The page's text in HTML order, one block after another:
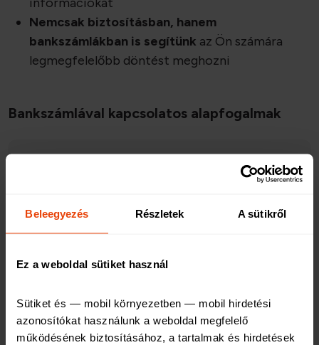
Beleegyezés Részletek A sütikről
Ez a weboldal sütiket használ
Sütiket és — mobil környezetben — mobil hirdetési
azonosítókat használunk a weboldal megfelelő
működésének biztosításához, a tartalmak és hirdetések
információkat
Nemcsak biztosításban, hanem
bankszámlákban is segítünk az Ön számára
legmegfelelőbb döntést meghozni
Bankszámlával kapcsolatos alapfogalmak
Milyen bankszámlatípusok vannak?
Van különbség a folyószámla és a
Van különbség a fizetési számla és